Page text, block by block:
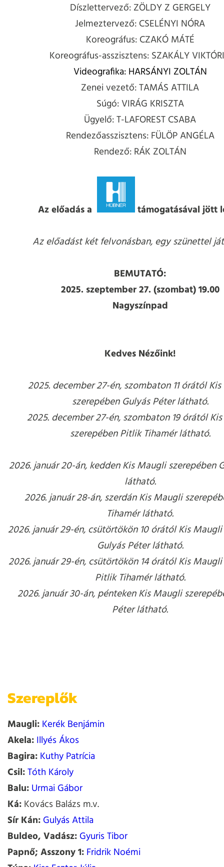
Díszlettervező: ZÖLDY Z GERGELY
Jelmeztervező: CSELÉNYI NÓRA
Koreográfus: CZAKÓ MÁTÉ
Koreográfus-asszisztens: SZAKÁLY
Videografika: HARSÁNYI ZOLTÁN
Zenei vezető: TAMÁS ATTILA
Súgó: VIRÁG KRISZTA
Ügyelő: T-LAFOREST CSABA
Rendezőasszisztens: FÜLÖP ANGÉLA
Rendező: RÁK ZOLTÁN
Az előadás a támogatásával jött
Az előadást két felvonásban, egy szünettel
BEMUTATÓ:
2025. szeptember 27. (szombat) 19.00
Nagyszínpad
Kedves Nézőink!
2025. december 27-én, szombaton 11 órától
szerepében Gulyás Péter látható.
2025. december 27-én, szombaton 19 órától
szerepében Pitlik Tihamér látható.
2026. január 20-án, kedden Kis Maugli szerepében
látható.
2026. január 28-án, szerdán Kis Maugli
Tihamér látható.
2026. január 29-én, csütörtökön 10 órától Kis
Gulyás Péter látható.
2026. január 29-én, csütörtökön 14 órától Kis
Pitlik Tihamér látható.
2026. január 30-án, pénteken Kis Maugli
Péter látható.
Szereplők
Maugli:Kerék Benjámin
Akela:Illyés Ákos
Bagira:Kuthy Patrícia
Csil:Tóth Károly
Balu:Urmai Gábor
Ká:Kovács Balázs m.v.
Sír Kán:Gulyás Attila
Buldeo, Vadász:Gyuris Tibor
Papnő; Asszony 1:Fridrik Noémi